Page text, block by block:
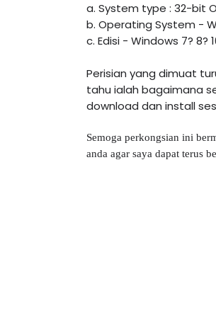
a. System type : 32-bit
b. Operating System -
c. Edisi - Windows 7? 8?
Perisian yang dimuat
tahu ialah bagaimana
download dan install
Semoga perkongsian ini
anda agar saya dapat terus